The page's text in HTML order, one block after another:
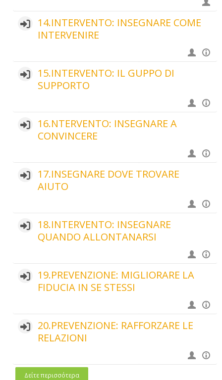
14.INTERVENTO: INSEGNARE COME
INTERVENIRE
15.INTERVENTO: IL GUPPO DI
SUPPORTO
16.NTERVENTO: INSEGNARE A
CONVINCERE
17.INSEGNARE DOVE TROVARE
AIUTO
18.INTERVENTO: INSEGNARE
QUANDO ALLONTANARSI
19.PREVENZIONE: MIGLIORARE LA
FIDUCIA IN SE STESSI
20.PREVENZIONE: RAFFORZARE LE
RELAZIONI
Δείτε περισσότερα